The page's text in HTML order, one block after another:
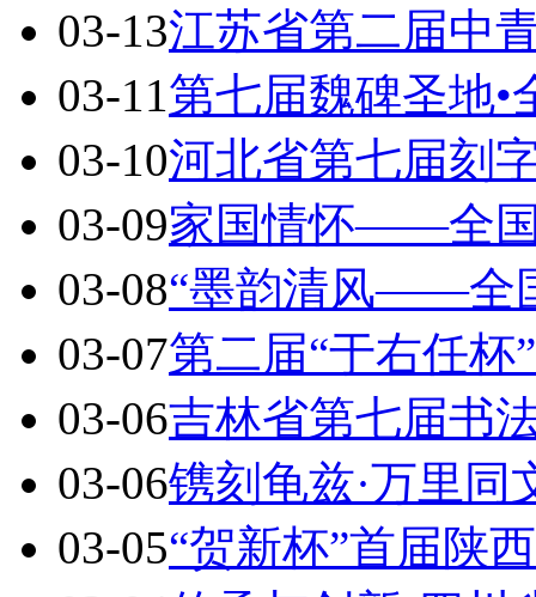
03-13江苏省第二届中
03-11第七届魏碑圣地•
03-10河北省第七届刻
03-09家国情怀——全
03-08“墨韵清风——全
03-07第二届“于右任
03-06吉林省第七届书
03-06镌刻龟兹·万里
03-05“贺新杯”首届陕